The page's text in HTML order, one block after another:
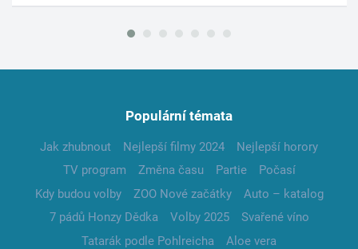
Populární témata
Jak zhubnout Nejlepší filmy 2024
Nejlepší horory
TV program
Změna času Partie
Počasí
Kdy budou volby
ZOO Nové začátky
Auto – katalog
7 pádů Honzy Dědka
Volby 2025
Svařené víno
Tatarák podle Pohlreicha
Aloe vera